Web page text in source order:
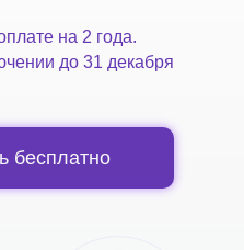
бесплатно
на 2 года.
до 31 декабря